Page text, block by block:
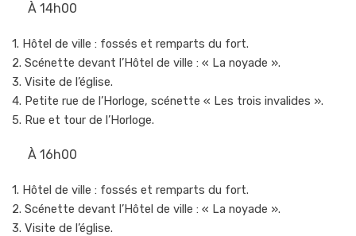
À 14h00
1. Hôtel de ville : fossés et remparts du fort.
2. Scénette devant l’Hôtel de ville : « La noyade ».
3. Visite de l’église.
4. Petite rue de l’Horloge, scénette « Les trois invalides ».
5. Rue et tour de l’Horloge.
À 16h00
1. Hôtel de ville : fossés et remparts du fort.
2. Scénette devant l’Hôtel de ville : « La noyade ».
3. Visite de l’église.